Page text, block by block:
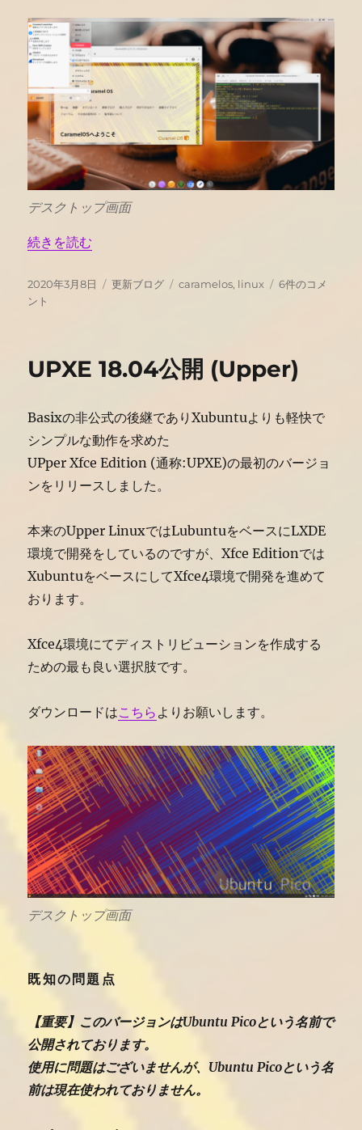
デスクトップ画面
“Caramel OS 0.2 公開” の
続きを読む
投
稿
2020年3月8日
カ
更新ブログ
タ
caramelos, linux
Caramel
へ
6件のコメ
ント
UPXE 18.04公開 (Upper)
Basixの非公式の後継でありXubuntuよりも軽快で
シンプルな動作を求めた
UPper Xfce Edition (通称:UPXE)の最初のバージョ
ンをリリースしました。
本来のUpper LinuxではLubuntuをベースにLXDE
環境で開発をしているのですが、Xfce Editionでは
XubuntuをベースにしてXfce4環境で開発を進めて
おります。
Xfce4環境にてディストリビューションを作成する
ための最も良い選択肢です。
ダウンロードはこちら よりお願いします。
デスクトップ画面
既知の問題点
【重要】このバージョンはUbuntu Picoという名前で
公開されております。
使用に問題はございませんが、Ubuntu Picoという名
前は現在使われておりません。